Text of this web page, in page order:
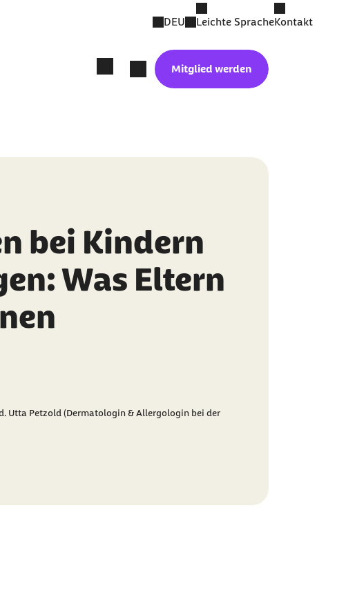
DEU Leichte SpracheKontakt
Mitglied werden
bei Kindern
Was Eltern
Utta Petzold (Dermatologin & Allergologin bei der